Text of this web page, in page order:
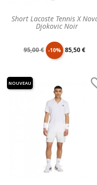
Short Lacoste Tennis X
Djokovic Noir
Prix
95,00 € -10% Prix
85,50 €
NOUVEAU